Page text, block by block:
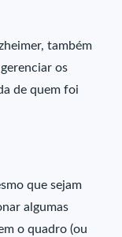
também
os
de quem foi
que sejam
algumas
o quadro (ou